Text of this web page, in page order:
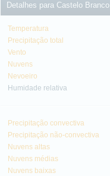
Detalhes para Castelo Branco
Temperatura
Precipitação total
Vento
Nuvens
Nevoeiro
Humidade relativa
Precipitação convectiva
Precipitação não-convectiva
Nuvens altas
Nuvens médias
Nuvens baixas